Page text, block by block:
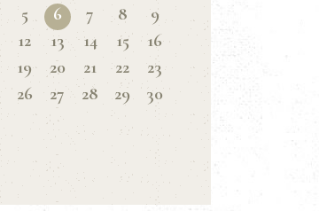
5 6 7 8
9
12 13 14 15
16
19 20 21 22
23
26 27 28 29
30